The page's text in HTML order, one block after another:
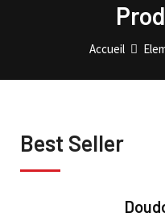
Accueil
Best Seller